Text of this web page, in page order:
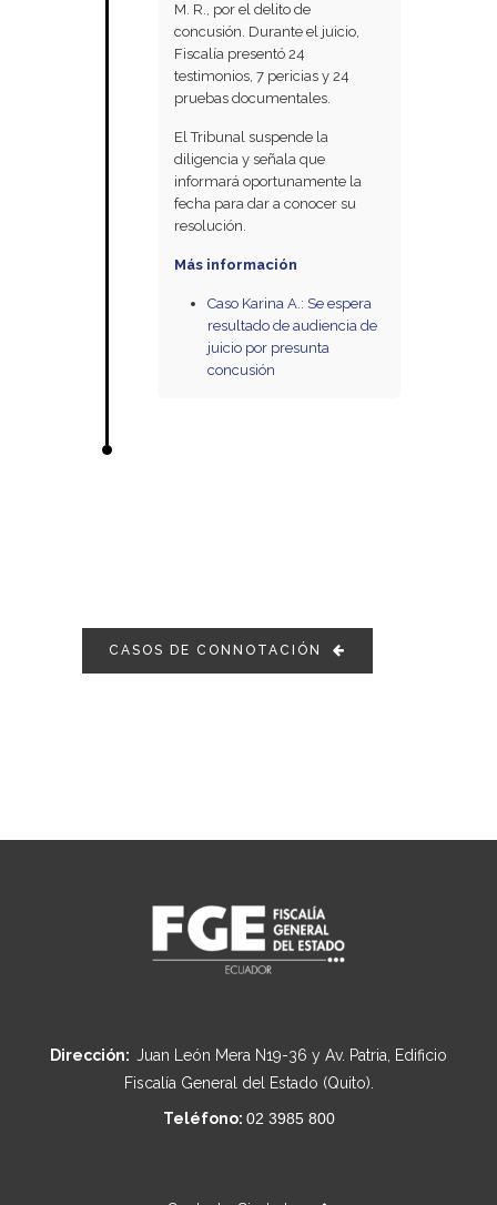
M. R., por el delito de
concusión. Durante el juicio,
Fiscalía presentó 24
testimonios, 7 pericias y 24
pruebas documentales.
El Tribunal suspende la
diligencia y señala que
informará oportunamente la
fecha para dar a conocer su
resolución.
Más información
Caso Karina A.: Se espera
resultado de audiencia de
juicio por presunta
concusión
CASOS DE CONNOTACIÓN
Dirección: Juan León Mera N19-36 y Av. Patria, Edificio
Fiscalía General del Estado (Quito).
Teléfono: 02 3985 800